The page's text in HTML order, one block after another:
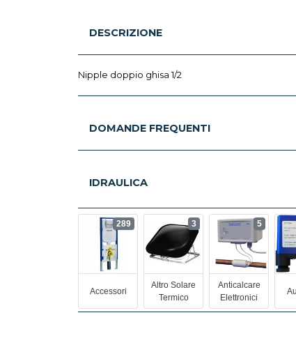
DESCRIZIONE
Nipple doppio ghisa 1/2
DOMANDE FREQUENTI
IDRAULICA
Accessori
289
Altro Solare
Termico
3
Anticalcare
Elettronici
5